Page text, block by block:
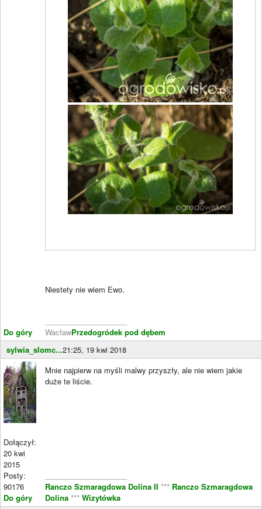
Do góry
Niestety nie wiem Ewo.
WacławPrzedogródek pod dębem
sylwia_slomc...21:25, 19 kwi 2018
Dołączył:
20 kwi
2015
Posty:
90176
Do góry
Mnie najpierw na myśli malwy przyszły, ale nie wiem jakie
duże te liście.
Ranczo Szmaragdowa Dolina II *** Ranczo Szmaragdowa
Dolina *** Wizytówka